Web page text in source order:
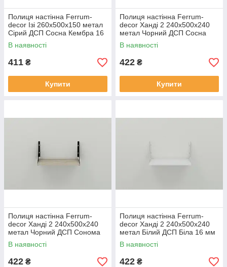
Полиця настінна Ferrum-
decor Ізі 260x500x150 метал
Сірий ДСП Сосна Кембра 16
мм (IZI0017)
В наявності
411 ₴
Купити
Полиця настінна Ferrum-
decor Ханді 2 240x500x240
метал Чорний ДСП Сосна
Кембра 16 мм (XND0003)
В наявності
422 ₴
Купити
Полиця настінна Ferrum-
decor Ханді 2 240x500x240
метал Чорний ДСП Сонома
16 мм (XND0004)
В наявності
422 ₴
Полиця настінна Ferrum-
decor Ханді 2 240x500x240
метал Білий ДСП Біла 16 мм
(XND0008)
В наявності
422 ₴